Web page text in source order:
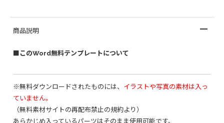
商品説明
■このWord無料テンプレートについて
※無料ダウンロードされたものには、 イラストや写真の素材は入っ
ていません。
（無料素材サイトの再配布禁止の規約より）
あらかじめ入っているパーツはそのまま使用可能です。